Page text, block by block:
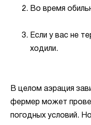
Во время
Если у вас не
ходили.
В целом аэрация
фермер может
погодных условий.